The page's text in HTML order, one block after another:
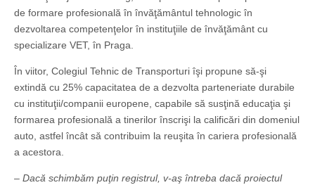
de formare profesională în învăţământul tehnologic în
dezvoltarea competenţelor în instituţiile de învăţământ cu
specializare VET, în Praga.
În viitor, Colegiul Tehnic de Transporturi îşi propune să-şi
extindă cu 25% capacitatea de a dezvolta parteneriate durabile
cu instituţii/companii europene, capabile să susţină educaţia şi
formarea profesională a tinerilor înscrişi la calificări din domeniul
auto, astfel încât să contribuim la reuşita în cariera profesională
a acestora.
– Dacă schimbăm puţin registrul, v-aş întreba dacă proiectul